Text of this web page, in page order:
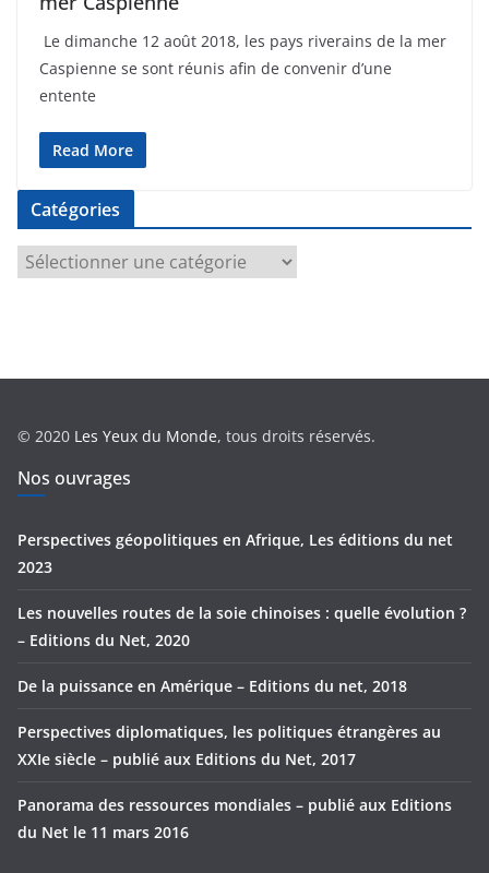
Le dimanche 12 août 2018, les pays riverains de la mer
Caspienne se sont réunis afin de convenir d’une
entente
Read More
Catégories
a
e
s
© 2020 Les Yeux du Monde, tous droits réservés.
Nos ouvrages
Perspectives géopolitiques en Afrique, Les éditions du net
2023
Les nouvelles routes de la soie chinoises : quelle évolution ?
– Editions du Net, 2020
De la puissance en Amérique – Editions du net, 2018
Perspectives diplomatiques, les politiques étrangères au
XXIe siècle – publié aux Editions du Net, 2017
Panorama des ressources mondiales – publié aux Editions
du Net le 11 mars 2016